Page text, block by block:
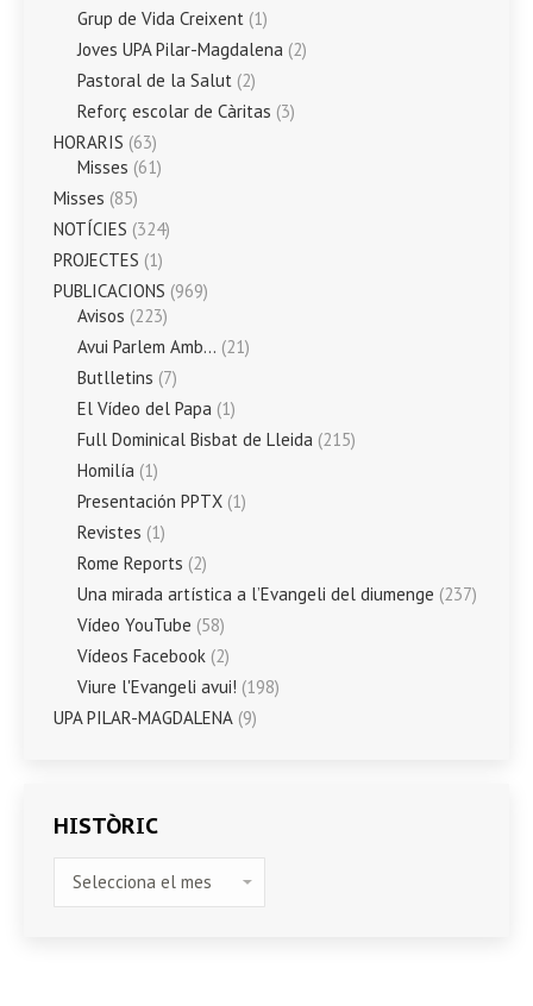
Grup de Vida Creixent (1)
Joves UPA Pilar-Magdalena (2)
Pastoral de la Salut (2)
Reforç escolar de Càritas (3)
HORARIS (63)
Misses (61)
Misses (85)
NOTÍCIES (324)
PROJECTES (1)
PUBLICACIONS (969)
Avisos (223)
Avui Parlem Amb… (21)
Butlletins (7)
El Vídeo del Papa (1)
Full Dominical Bisbat de Lleida (215)
Homilía (1)
Presentación PPTX (1)
Revistes (1)
Rome Reports (2)
Una mirada artística a l’Evangeli del diumenge (237)
Vídeo YouTube (58)
Vídeos Facebook (2)
Viure l'Evangeli avui! (198)
UPA PILAR-MAGDALENA (9)
HISTÒRIC